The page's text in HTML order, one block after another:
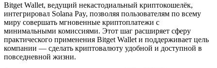
Bitget Wallet, ведущий некастодиальный криптокошелёк,
интегрировал Solana Pay, позволяя пользователям по всему
миру совершать мгновенные криптоплатежи с
минимальными комиссиями. Этот шаг расширяет сферу
практического применения Bitget Wallet и поддерживает цель
компании — сделать криптовалюту удобной и доступной в
повседневной жизни.